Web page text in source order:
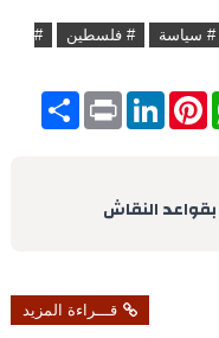
# سياسة # فلسطين
#
S
h
P
r
L
I
P
e
بقواعد النقاش
قـــراءة المزيد